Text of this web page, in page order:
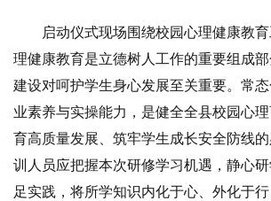
启动仪式现场围绕校园心理健康教
理健康教育是立德树人工作的重要组成
建设对呵护学生身心发展至关重要。常
业素养与实操能力，是健全全县校园心
育高质量发展、筑牢学生成长安全防线
训人员应把握本次研修学习机遇，静心
足实践，将所学知识内化于心、外化于